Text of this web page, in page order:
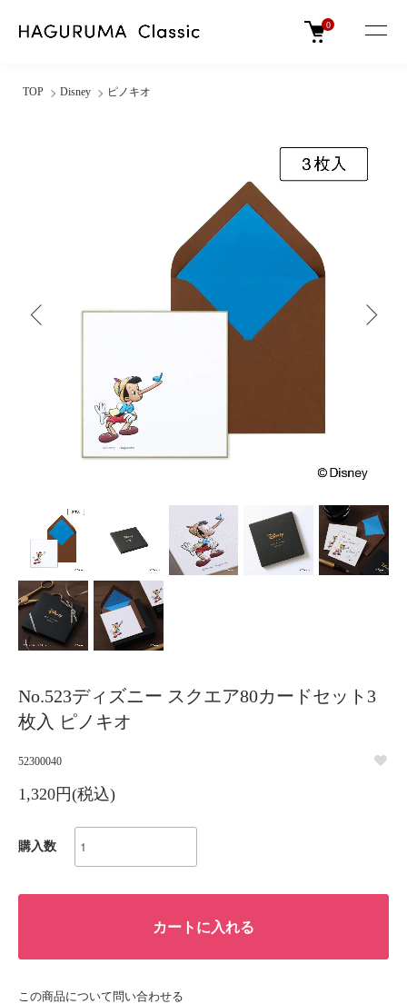
0
TOP Disney ピノキオ
No.523ディズニー スクエア80カードセット3
枚入 ピノキオ
52300040
1,320円(税込)
購入数
カートに入れる
この商品について問い合わせる